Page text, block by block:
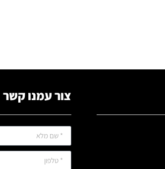
צור עמנו קשר